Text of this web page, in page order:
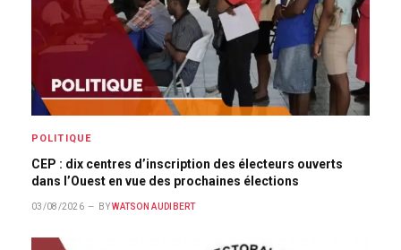
POLITIQUE
CEP : dix centres d’inscription des électeurs ouverts
dans l’Ouest en vue des prochaines élections
03/08/2026 BY WATSON AUDIBERT